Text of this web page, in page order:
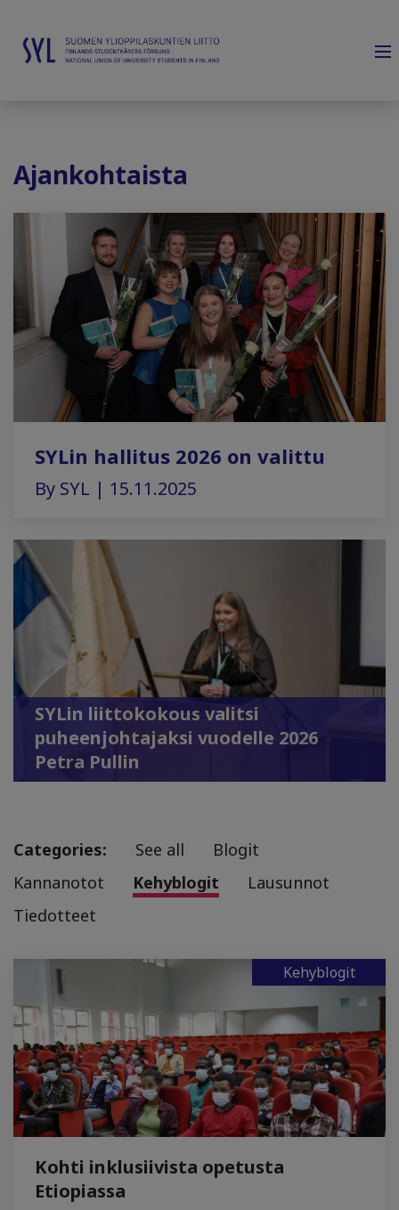
Ajankohtaista
SYLin hallitus 2026 on valittu
By SYL | 15.11.2025
SYLin liittokokous valitsi
puheenjohtajaksi vuodelle 2026
Petra Pullin
Categories: See all
Blogit
Kannanotot
Kehyblogit
Lausunnot
Tiedotteet
Kehyblogit
Kohti inklusiivista opetusta
Etiopiassa